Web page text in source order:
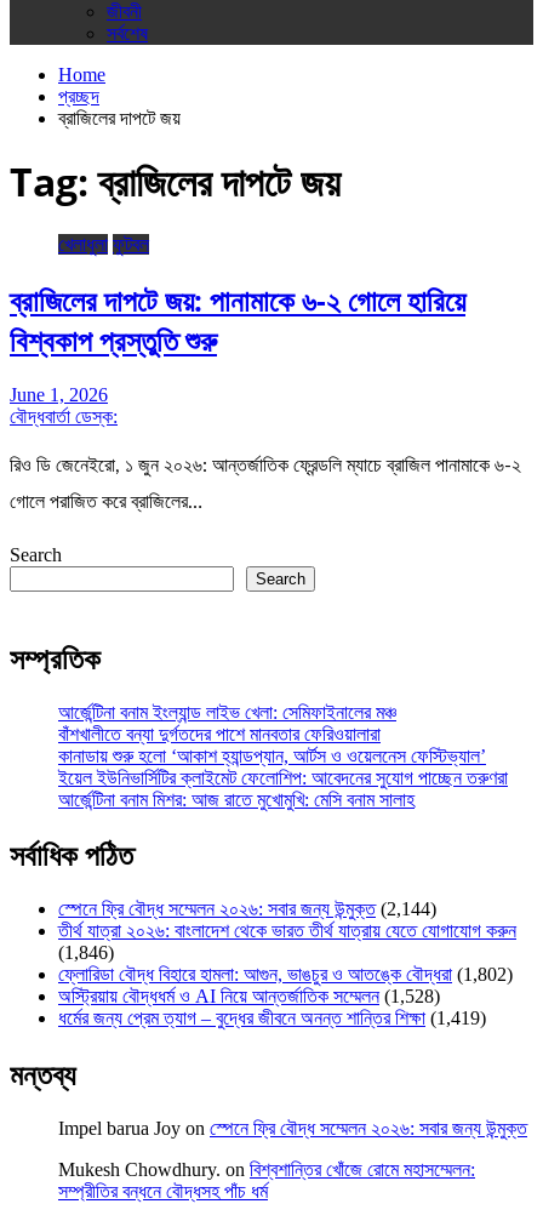
জীবনী
সর্বশেষ
Home
প্রচ্ছদ
ব্রাজিলের দাপটে জয়
Tag:ব্রাজিলের দাপটে জয়
খেলাধুলা ফুটবল
ব্রাজিলের দাপটে জয়: পানামাকে ৬-২ গোলে হারিয়ে
বিশ্বকাপ প্রস্তুতি শুরু
June 1, 2026
বৌদ্ধবার্তা ডেস্ক:
রিও ডি জেনেইরো, ১ জুন ২০২৬: আন্তর্জাতিক ফ্রেন্ডলি ম্যাচে ব্রাজিল পানামাকে ৬-২
গোলে পরাজিত করে ব্রাজিলের…
Search
Search
সম্প্রতিক
আর্জেন্টিনা বনাম ইংল্যান্ড লাইভ খেলা: সেমিফাইনালের মঞ্চ
বাঁশখালীতে বন্যা দুর্গতদের পাশে মানবতার ফেরিওয়ালারা
কানাডায় শুরু হলো ‘আকাশ হ্যান্ডপ্যান, আর্টস ও ওয়েলনেস ফেস্টিভ্যাল’
ইয়েল ইউনিভার্সিটির ক্লাইমেট ফেলোশিপ: আবেদনের সুযোগ পাচ্ছেন তরুণরা
আর্জেন্টিনা বনাম মিশর: আজ রাতে মুখোমুখি: মেসি বনাম সালাহ
সর্বাধিক পঠিত
স্পেনে ফ্রি বৌদ্ধ সম্মেলন ২০২৬: সবার জন্য উন্মুক্ত (2,144)
তীর্থ যাত্রা ২০২৬: বাংলাদেশ থেকে ভারত তীর্থ যাত্রায় যেতে যোগাযোগ করুন
(1,846)
ফ্লোরিডা বৌদ্ধ বিহারে হামলা: আগুন, ভাঙচুর ও আতঙ্কে বৌদ্ধরা (1,802)
অস্ট্রিয়ায় বৌদ্ধধর্ম ও AI নিয়ে আন্তর্জাতিক সম্মেলন (1,528)
ধর্মের জন্য প্রেম ত্যাগ – বুদ্ধের জীবনে অনন্ত শান্তির শিক্ষা (1,419)
মন্তব্য
Impel barua Joy on স্পেনে ফ্রি বৌদ্ধ সম্মেলন ২০২৬: সবার জন্য উন্মুক্ত
Mukesh Chowdhury. on বিশ্বশান্তির খোঁজে রোমে মহাসম্মেলন:
সম্প্রীতির বন্ধনে বৌদ্ধসহ পাঁচ ধর্ম